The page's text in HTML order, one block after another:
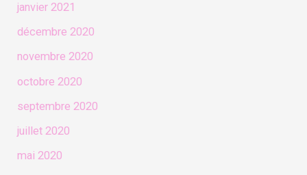
janvier 2021
décembre 2020
novembre 2020
octobre 2020
septembre 2020
juillet 2020
mai 2020